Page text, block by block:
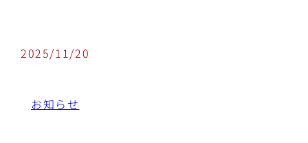
2025/11/20
お知らせ